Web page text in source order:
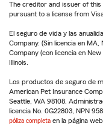
The creditor and issuer of this
pursuant to a license from
El seguro de vida y las
Company. (Sin licencia en
Company (con licencia en
Illinois.
Los productos de seguro de
American Pet Insurance
Seattle, WA 98108.
licencia No. 0G22803, NPN
póliza completa en la página